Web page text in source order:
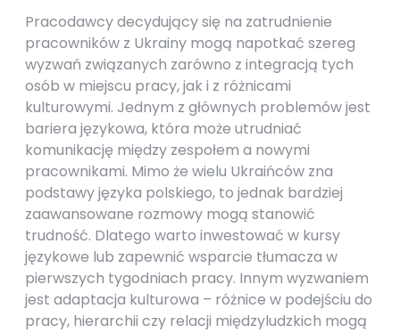
Pracodawcy decydujący się na zatrudnienie
pracowników z Ukrainy mogą napotkać szereg
wyzwań związanych zarówno z integracją tych
osób w miejscu pracy, jak i z różnicami
kulturowymi. Jednym z głównych problemów jest
bariera językowa, która może utrudniać
komunikację między zespołem a nowymi
pracownikami. Mimo że wielu Ukraińców zna
podstawy języka polskiego, to jednak bardziej
zaawansowane rozmowy mogą stanowić
trudność. Dlatego warto inwestować w kursy
językowe lub zapewnić wsparcie tłumacza w
pierwszych tygodniach pracy. Innym wyzwaniem
jest adaptacja kulturowa – różnice w podejściu do
pracy, hierarchii czy relacji międzyludzkich mogą